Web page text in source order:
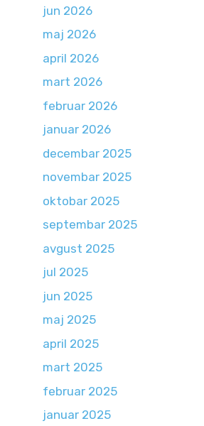
jun 2026
maj 2026
april 2026
mart 2026
februar 2026
januar 2026
decembar 2025
novembar 2025
oktobar 2025
septembar 2025
avgust 2025
jul 2025
jun 2025
maj 2025
april 2025
mart 2025
februar 2025
januar 2025